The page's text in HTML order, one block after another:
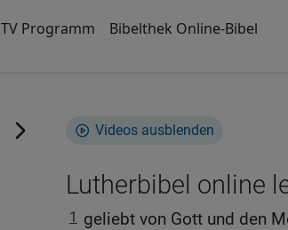
TV Programm Bibelthek Online-Bibel
Videos ausblenden
Lutherbibel online
1 geliebt von Gott und den